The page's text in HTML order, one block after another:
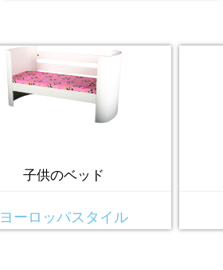
子供のベッド
ヨーロッパスタイル